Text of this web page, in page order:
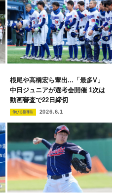
根尾や高橋宏ら輩出...「最多V」
中日ジュニアが選考会開催 1次は
動画審査で22日締切
伸びる指導法 2026.6.1